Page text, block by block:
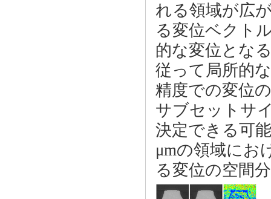
れる領域が広
る変位ベクト
的な変位とな
従って局所的
精度での変位
サブセットサ
決定できる可
μmの領域にお
る変位の空間